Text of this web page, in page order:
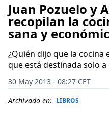
Juan Pozuelo y
recopilan la
sana y
¿Quién dijo que la cocina
que está destinada solo a
30 May 2013 - 08:27 CET
Archivado en: LIBROS